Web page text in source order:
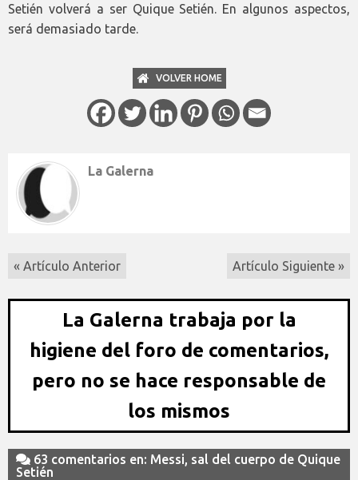
Setién volverá a ser Quique Setién. En algunos aspectos,
será demasiado tarde.
VOLVER HOME
La Galerna
« Artículo Anterior Artículo Siguiente »
La Galerna trabaja por la
higiene del foro de comentarios,
pero no se hace responsable de
los mismos
63 comentarios en: Messi, sal del cuerpo de Quique
Setién